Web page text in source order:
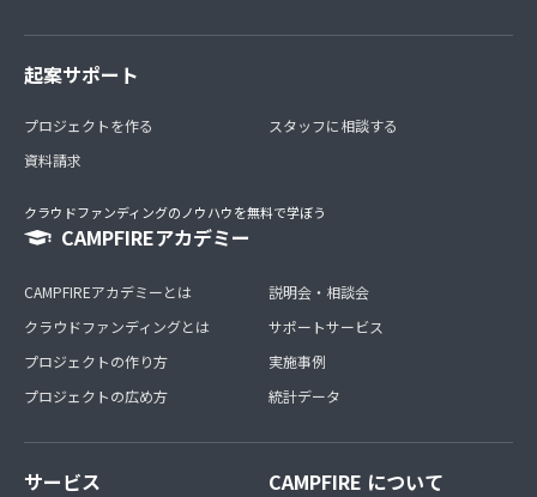
起案サポート
プロジェクトを作る
資料請求
スタッフに相談する
クラウドファンディングのノウハウを無料で学ぼう
CAMPFIREアカデミー
CAMPFIREアカデミーとは
クラウドファンディングとは
プロジェクトの作り方
プロジェクトの広め方
説明会・相談会
サポートサービス
実施事例
統計データ
サービス CAMPFIRE について